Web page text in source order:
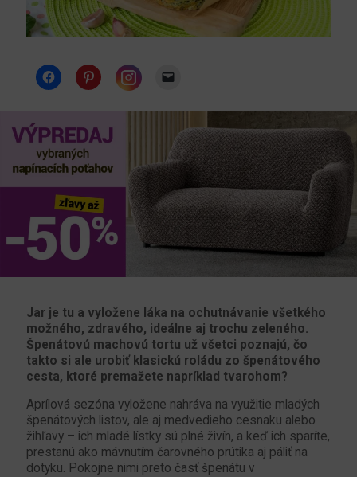
Instagram
Jar je tu a vyložene láka na ochutnávanie všetkého
možného, ​​zdravého, ideálne aj trochu zeleného.
Špenátovú machovú tortu už všetci poznajú, čo
takto si ale urobiť klasickú roládu zo špenátového
cesta, ktoré premažete napríklad tvarohom?
Aprílová sezóna vyložene nahráva na využitie mladých
špenátových listov, ale aj medvedieho cesnaku alebo
žihľavy – ich mladé lístky sú plné živín, a keď ich sparíte,
prestanú ako mávnutím čarovného prútika aj páliť na
dotyku. Pokojne nimi preto časť špenátu v